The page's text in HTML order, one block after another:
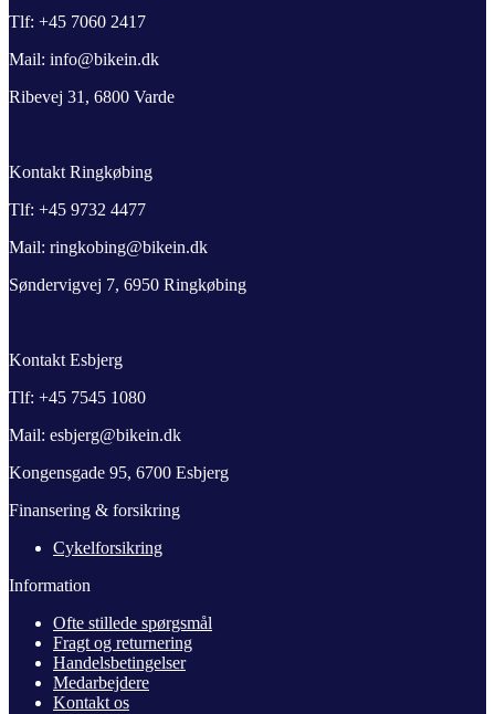
Tlf: +45 7060 2417
Mail: info@bikein.dk
Ribevej 31, 6800 Varde
Kontakt Ringkøbing
Tlf: +45 9732 4477
Mail: ringkobing@bikein.dk
Søndervigvej 7, 6950 Ringkøbing
Kontakt Esbjerg
Tlf: +45 7545 1080
Mail: esbjerg@bikein.dk
Kongensgade 95, 6700 Esbjerg
Finansering & forsikring
Cykelforsikring
Information
Ofte stillede spørgsmål
Fragt og returnering
Handelsbetingelser
Medarbejdere
Kontakt os